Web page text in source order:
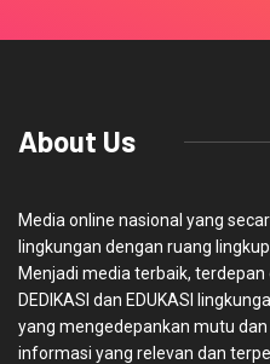
About Us
Media online nasional yang
lingkungan dengan ruang
Menjadi media terbaik,
DEDIKASI dan EDUKASI
yang mengedepankan mutu
informasi yang relevan dan